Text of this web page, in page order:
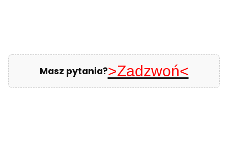
Masz pytania?>Zadzwoń<